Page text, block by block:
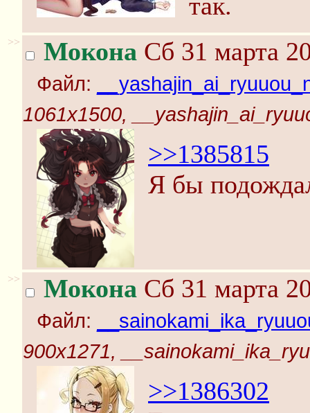
>> Мокона Сб 31 марта
Файл:
1061x1500,
>>1385815
Я бы
>> Мокона Сб 31 марта
Файл:
900x1271,
>>1386302